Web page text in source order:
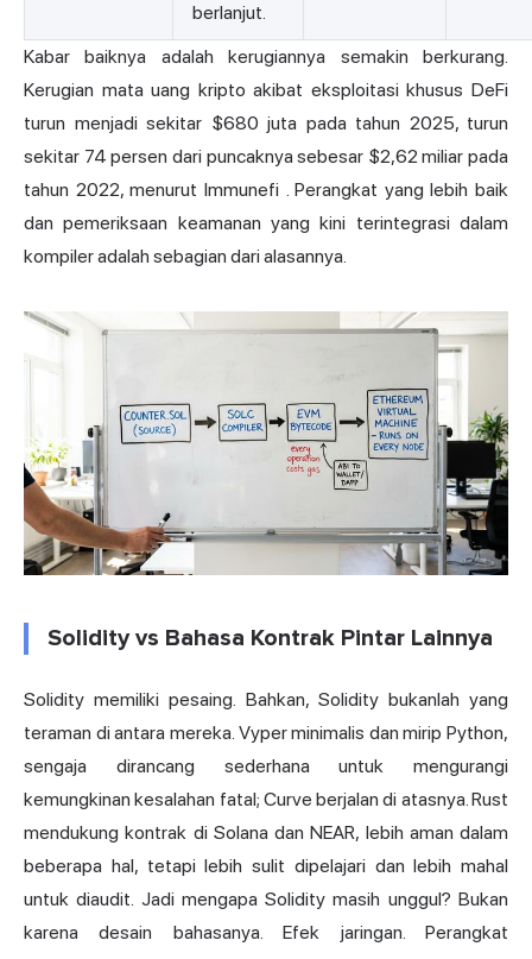
berlanjut.
Kabar baiknya adalah kerugiannya semakin berkurang.
Kerugian mata uang kripto akibat eksploitasi khusus DeFi
turun menjadi sekitar $680 juta pada tahun 2025, turun
sekitar 74 persen dari puncaknya sebesar $2,62 miliar pada
tahun 2022, menurut Immunefi. Perangkat yang lebih baik
dan pemeriksaan keamanan yang kini terintegrasi dalam
kompiler adalah sebagian dari alasannya.
Solidity vs Bahasa Kontrak Pintar Lainnya
Solidity memiliki pesaing. Bahkan, Solidity bukanlah yang
teraman di antara mereka. Vyper minimalis dan mirip Python,
sengaja dirancang sederhana untuk mengurangi
kemungkinan kesalahan fatal; Curve berjalan di atasnya. Rust
mendukung kontrak di Solana dan NEAR, lebih aman dalam
beberapa hal, tetapi lebih sulit dipelajari dan lebih mahal
untuk diaudit. Jadi mengapa Solidity masih unggul? Bukan
karena desain bahasanya. Efek jaringan. Perangkat